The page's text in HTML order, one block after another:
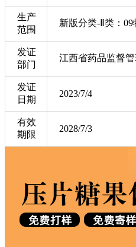
生产
范围
新版分类-Ⅱ类：
发证
部门
江西省药品监督
发证
日期
2023/7/4
有效
期限
2028/7/3